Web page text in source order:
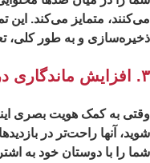
متمایز می‌کند. این
و به طور کلی،
به کمک هویت بصری
آنها راحت‌تر در
را با دوستان خود به